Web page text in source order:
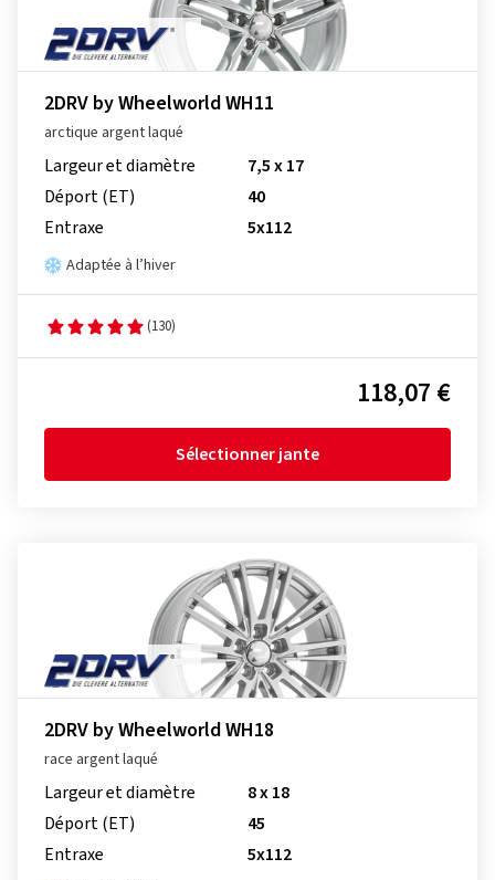
2DRV by Wheelworld WH11
arctique argent laqué
Largeur et diamètre
7,5 x 17
Déport (ET)
40
Entraxe
5x112
Adaptée à l’hiver
(130)
118,07 €
Sélectionner jante
2DRV by Wheelworld WH18
race argent laqué
Largeur et diamètre
8 x 18
Déport (ET)
45
Entraxe
5x112